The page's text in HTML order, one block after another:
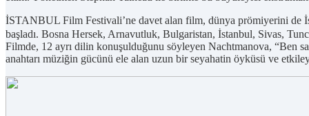
İSTANBUL Film Festivali’ne davet alan film, dünya prömiyerini de
başladı. Bosna Hersek, Arnavutluk, Bulgaristan, İstanbul, Sivas,
Filmde, 12 ayrı dilin konuşulduğunu söyleyen Nachtmanova, “Ben
anahtarı müziğin gücünü ele alan uzun bir seyahatin öyküsü ve